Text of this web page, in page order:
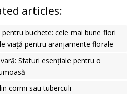
articles:
buchete: cele mai bune flori
viață pentru aranjamente florale
Sfaturi esențiale pentru o
cormi sau tuberculi